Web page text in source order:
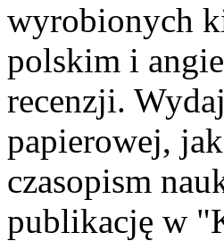
wyrobionych
polskim i
recenzji.
papierowej,
czasopism
publikację w